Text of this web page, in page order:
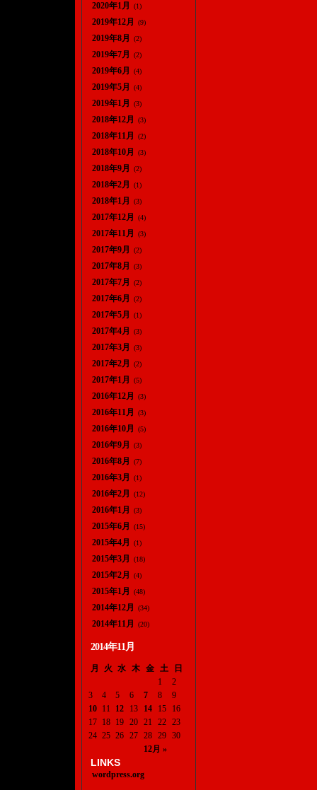
2020年1月 (1)
2019年12月 (9)
2019年8月 (2)
2019年7月 (2)
2019年6月 (4)
2019年5月 (4)
2019年1月 (3)
2018年12月 (3)
2018年11月 (2)
2018年10月 (3)
2018年9月 (2)
2018年2月 (1)
2018年1月 (3)
2017年12月 (4)
2017年11月 (3)
2017年9月 (2)
2017年8月 (3)
2017年7月 (2)
2017年6月 (2)
2017年5月 (1)
2017年4月 (3)
2017年3月 (3)
2017年2月 (2)
2017年1月 (5)
2016年12月 (3)
2016年11月 (3)
2016年10月 (5)
2016年9月 (3)
2016年8月 (7)
2016年3月 (1)
2016年2月 (12)
2016年1月 (3)
2015年6月 (15)
2015年4月 (1)
2015年3月 (18)
2015年2月 (4)
2015年1月 (48)
2014年12月 (34)
2014年11月 (20)
2014年11月
月 火 水 木 金 土 日
12月 »
1
2
3
4 5 6 7 8
9
10
11 12 13 14 15
16
17
18 19 20 21 22
23
24 25 26 27 28 29 30
LINKS
wordpress.org